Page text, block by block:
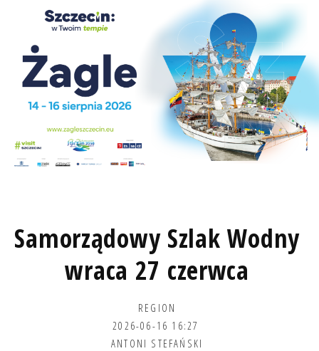
Samorządowy Szlak Wodny
wraca 27 czerwca
REGION
2026-06-16 16:27
ANTONI STEFAŃSKI